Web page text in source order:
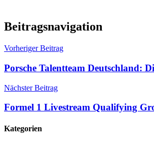
Beitragsnavigation
Vorheriger Beitrag
Porsche Talentteam Deutschland:
Nächster Beitrag
Formel 1 Livestream Qualifying
Kategorien